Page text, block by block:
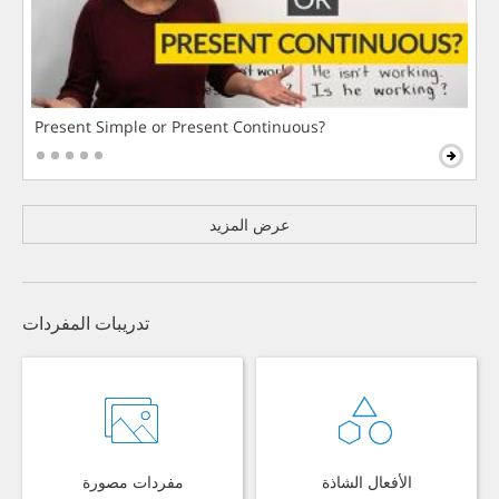
Present Simple or Present Continuous?
عرض المزيد
تدريبات المفردات
مفردات مصورة الأفعال الشاذة